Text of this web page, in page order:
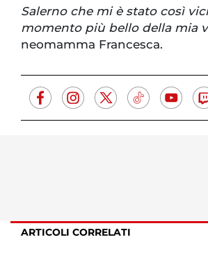
Salerno che mi è stato così
momento più bello della mia
neomamma Francesca.
ARTICOLI CORRELATI